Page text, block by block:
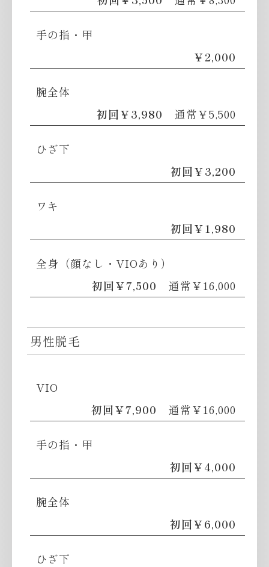
手の指・甲
￥2,000
腕全体
初回￥3,980
通常￥5,500
ひざ下
初回￥3,200
ワキ
初回￥1,980
全身（顔なし・VIOあり）
初回￥7,500
通常￥16,000
男性脱毛
VIO
初回￥7,900
通常￥16,000
手の指・甲
初回￥4,000
腕全体
初回￥6,000
ひざ下